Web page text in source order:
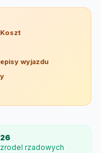
Koszt
wyjazdu
rzadowych